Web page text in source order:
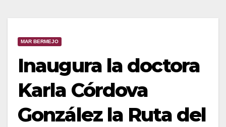
MAR BERMEJO
Inaugura la doctora
Karla Córdova
González la Ruta del